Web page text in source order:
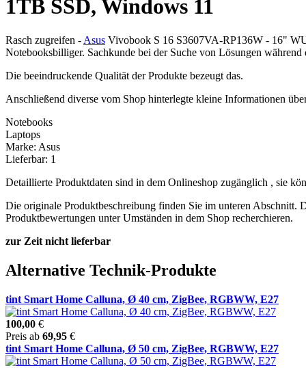
1TB SSD, Windows 11
Rasch zugreifen - Asus Vivobook S 16 S3607VA-RP136W - 16"
Notebooksbilliger. Sachkunde bei der Suche von Lösungen
Die beeindruckende Qualität der Produkte bezeugt das.
Anschließend diverse vom Shop hinterlegte kleine Informationen
Notebooks
Laptops
Marke: Asus
Lieferbar: 1
Detaillierte Produktdaten sind in dem Onlineshop zugänglich , sie
Die originale Produktbeschreibung finden Sie im unteren Abschnitt.
Produktbewertungen unter Umständen in dem Shop recherchieren.
zur Zeit nicht lieferbar
Alternative Technik-Produkte
tint Smart Home Calluna, Ø 40 cm, ZigBee, RGBWW, E27
100,00 €
Preis ab 69,95 €
tint Smart Home Calluna, Ø 50 cm, ZigBee, RGBWW, E27